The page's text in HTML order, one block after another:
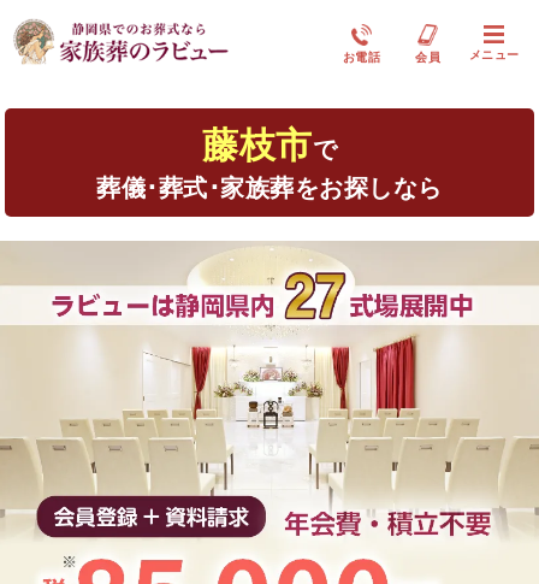
お電話 会員 メニュー
藤枝市で
葬儀･葬式･家族葬をお探しなら